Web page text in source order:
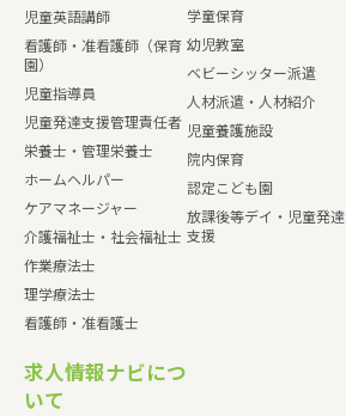
児童英語講師
看護師・准看護師（保育
園）
児童指導員
児童発達支援管理責任者
栄養士・管理栄養士
ホームヘルパー
ケアマネージャー
介護福祉士・社会福祉士
作業療法士
理学療法士
看護師・准看護士
学童保育
幼児教室
ベビーシッター派遣
人材派遣・人材紹介
児童養護施設
院内保育
認定こども園
放課後等デイ・児童発達
支援
求人情報ナビにつ
いて